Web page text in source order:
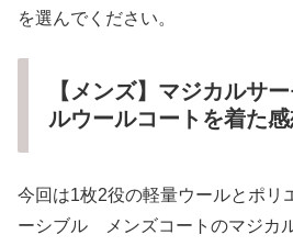
を選んでください。
【メンズ】マジカルサ
ルウールコートを着た
今回は1枚2役の軽量ウールとポリ
ーシブル メンズコートのマジカ